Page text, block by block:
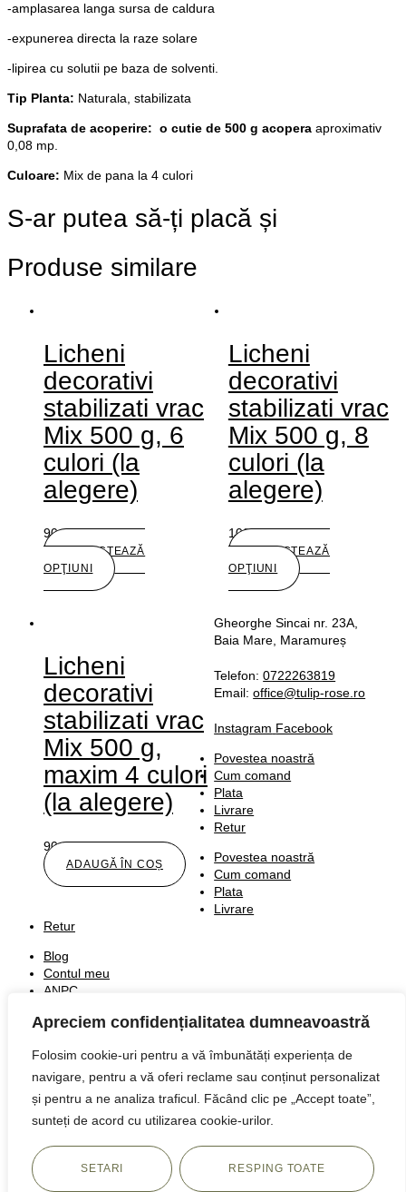
Apreciem confidențialitatea dumneavoastră
Folosim cookie-uri pentru a vă îmbunătăți experiența de
navigare, pentru a vă oferi reclame sau conținut personalizat
și pentru a ne analiza traficul. Făcând clic pe „Accept toate”,
sunteți de acord cu utilizarea cookie-urilor.
SETARI RESPING TOATE
-amplasarea langa sursa de caldura
-expunerea directa la raze solare
-lipirea cu solutii pe baza de solventi.
Tip Planta: Naturala, stabilizata
Suprafata de acoperire: o cutie de 500 g acopera aproximativ
0,08 mp.
Culoare: Mix de pana la 4 culori
S-ar putea să-ți placă și
Produse similare
Licheni
decorativi
stabilizati vrac
Mix 500 g, 6
culori (la
alegere)
90,00lei
SELECTEAZĂ
OPŢIUNI
Licheni
decorativi
stabilizati vrac
Mix 500 g, 8
culori (la
alegere)
102,00lei
SELECTEAZĂ
OPŢIUNI
Licheni
decorativi
stabilizati vrac
Mix 500 g,
maxim 4 culori
(la alegere)
90,00lei
ADAUGĂ ÎN COȘ
Gheorghe Sincai nr. 23A,
Baia Mare, Maramureș
Telefon:0722263819
Email:office@tulip-rose.ro
Instagram Facebook
Povestea noastră
Cum comand
Plata
Livrare
Retur
Povestea noastră
Cum comand
Plata
Livrare
Retur
Blog
Contul meu
ANPC
Termeni şi condiţii
Blog
ANPC
Politica Cookie
Politica de confidentialitate
© 2023 The Tulip and The Rose Shop. Built with ❤️ byHarpoon